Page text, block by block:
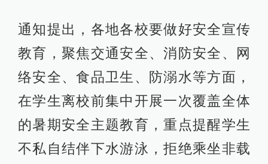
通知提出，各地各校要做好安全宣传
教育，聚焦交通安全、消防安全、网
络安全、食品卫生、防溺水等方面，
在学生离校前集中开展一次覆盖全体
的暑期安全主题教育，重点提醒学生
不私自结伴下水游泳，拒绝乘坐非载